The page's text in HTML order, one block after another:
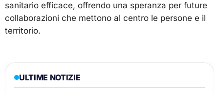
sanitario efficace, offrendo una speranza per future
collaborazioni che mettono al centro le persone e il
territorio.
ULTIME NOTIZIE